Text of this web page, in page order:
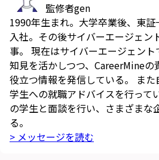
監修者gen
1990年生まれ。大学卒業後、東
入社。その後サイバーエージェン
事。 現在はサイバーエージェン
知見を活かしつつ、CareerMineの
役立つ情報を発信している。 また
学生への就職アドバイスを行って
の学生と面談を行い、さまざまな
る。
> メッセージを読む